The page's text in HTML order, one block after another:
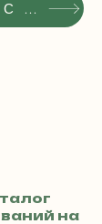
ОТРИМАТИ СТАТУС РЕКОМЕНДОВАНОГО АДВОКАТА
на